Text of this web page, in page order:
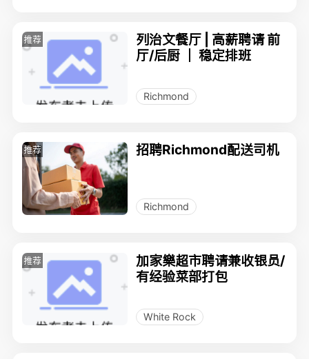
推荐
列治文餐厅 | 高薪聘请 前
厅/后厨 ｜ 稳定排班
Richmond
推荐 招聘Richmond配送司机
Richmond
推荐
加家樂超市聘请兼收银员/
有经验菜部打包
White Rock